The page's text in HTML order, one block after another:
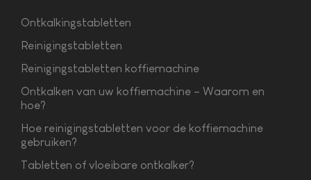
Ontkalkingstabletten
Reinigingstabletten
Reinigingstabletten koffiemachine
Ontkalken van uw koffiemachine – Waarom en
hoe?
Hoe reinigingstabletten voor de koffiemachine
gebruiken?
Tabletten of vloeibare ontkalker?